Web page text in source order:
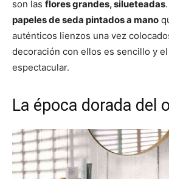
son las flores grandes, silueteadas
papeles de seda pintados a mano
auténticos lienzos una vez
decoración con ellos es sencillo y
espectacular.
La época dorada del